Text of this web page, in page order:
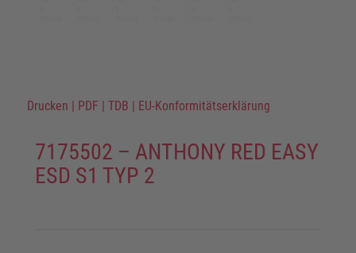
Drucken | PDF | TDB | EU-Konformitätserklärung
7175502 – ANTHONY RED EASY
ESD S1 TYP 2